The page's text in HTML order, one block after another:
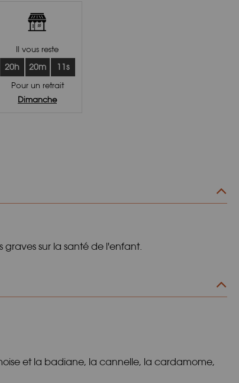
Il vous reste
20h 20m 10s
Pour un retrait
Dimanche
sur la santé de l'enfant.
et la badiane, la cannelle, la cardamome,